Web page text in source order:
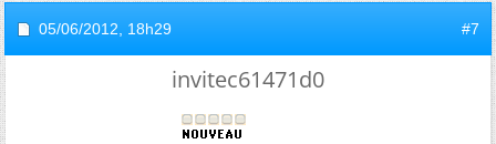
05/06/2012, 18h29 #7
invitec61471d0